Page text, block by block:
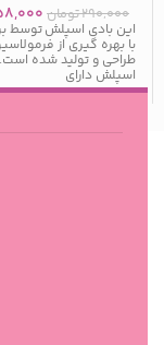
۲۹۰,۰۰۰تومان
این بادی اسپلش توسط
با بهره گیری از
طراحی و تولید شده
اسپلش دارای